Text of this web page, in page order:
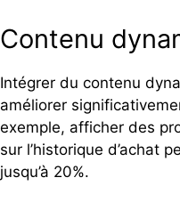
Contenu
Intégrer du contenu
améliorer
exemple, afficher des
sur l’historique d’achat
jusqu’à 20%.